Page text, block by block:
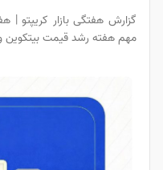
مهم هفته رشد قیمت بیتکوین و اتریوم